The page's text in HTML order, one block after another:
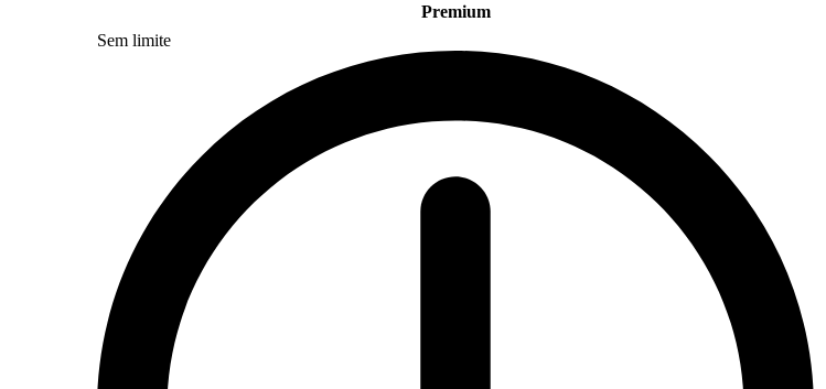
Premium
Sem limite